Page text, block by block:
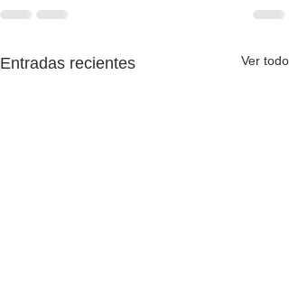
Entradas recientes Ver todo